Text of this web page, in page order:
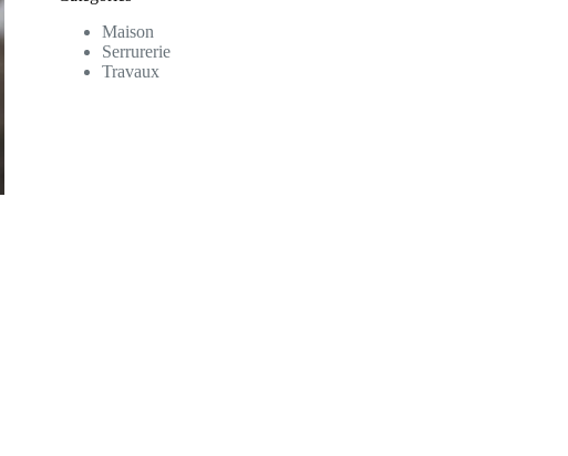
Maison
Serrurerie
Travaux